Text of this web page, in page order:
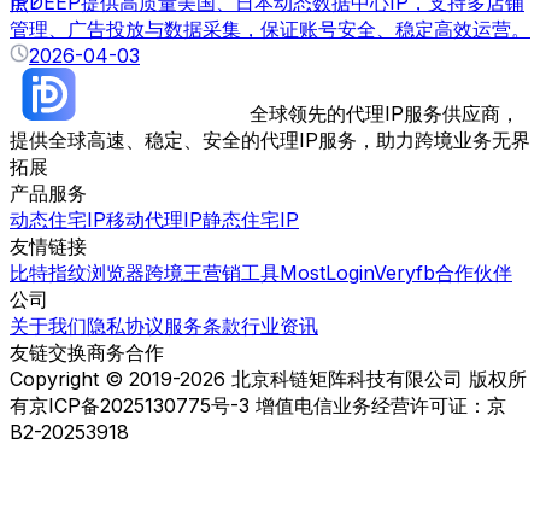
管理、广告投放与数据采集，保证账号安全、稳定高效运营。
2026-04-03
全球领先的代理IP服务供应商，
提供全球高速、稳定、安全的代理IP服务，助力跨境业务无界
拓展
产品服务
动态住宅IP移动代理IP静态住宅IP
友情链接
比特指纹浏览器跨境王营销工具MostLoginVeryfb合作伙伴
公司
关于我们隐私协议服务条款行业资讯
友链交换商务合作
Copyright © 2019-2026 北京科链矩阵科技有限公司 版权所
有京ICP备2025130775号-3 增值电信业务经营许可证：京
B2-20253918